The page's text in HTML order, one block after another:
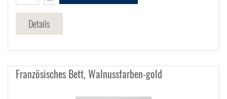
Details
Französisches Bett, Walnussfarben-gold